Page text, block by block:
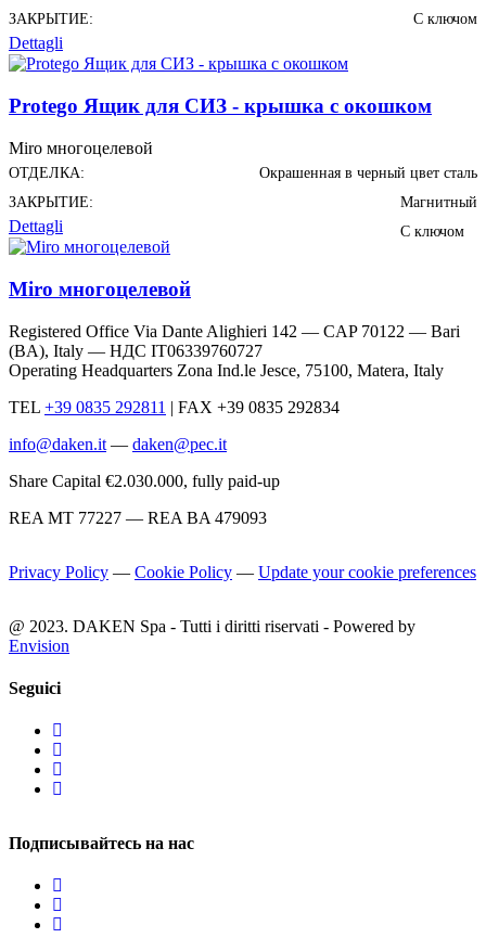
ЗАКРЫТИЕ:
С ключом
Dettagli
Protego Ящик для СИЗ - крышка с окошком
Miro многоцелевой
ОТДЕЛКА:
Окрашенная в черный цвет сталь
ЗАКРЫТИЕ:
Магнитный
С ключом
Dettagli
Miro многоцелевой
Registered Office Via Dante Alighieri 142 — CAP 70122 — Bari
(BA), Italy — НДС IT06339760727
Operating Headquarters Zona Ind.le Jesce, 75100, Matera, Italy
TEL +39 0835 292811 | FAX +39 0835 292834
info@daken.it — daken@pec.it
Share Capital €2.030.000, fully paid-up
REA MT 77227 — REA BA 479093
Privacy Policy — Cookie Policy — Update your cookie preferences
@ 2023. DAKEN Spa - Tutti i diritti riservati - Powered by
Envision
Seguici
Подписывайтесь на нас